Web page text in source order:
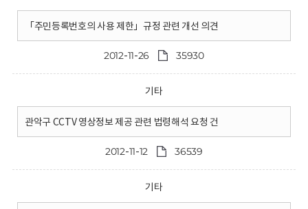
「주민등록번호의 사용 제한」규정 관련 개선 의견
2012-11-26 35930
기타
관악구 CCTV 영상정보 제공 관련 법령해석 요청 건
2012-11-12 36539
기타